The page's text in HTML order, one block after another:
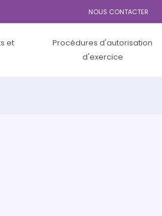
et
Procédures d'autorisation
d'exercice
NOUS CONTACTER